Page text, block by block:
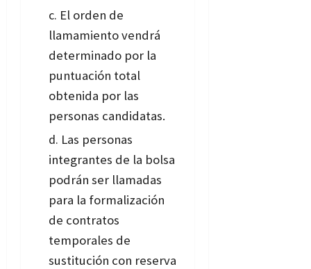
El orden de
llamamiento vendrá
determinado por la
puntuación total
obtenida por las
personas candidatas.
Las personas
integrantes de la bolsa
podrán ser llamadas
para la formalización
de contratos
temporales de
sustitución con reserva